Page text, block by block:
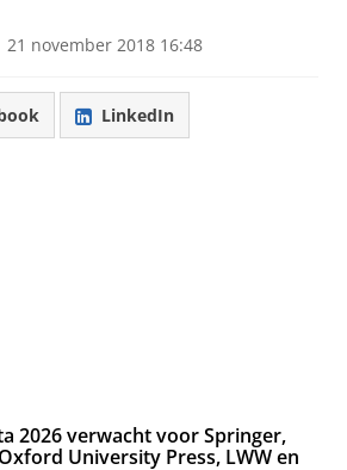
21 november 2018 16:48
LinkedIn
2026 verwacht voor Springer,
University Press, LWW en